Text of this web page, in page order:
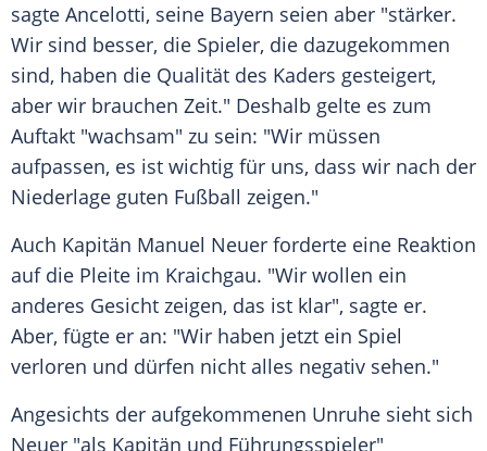
sagte Ancelotti, seine Bayern seien aber "stärker.
Wir sind besser, die Spieler, die dazugekommen
sind, haben die Qualität des Kaders gesteigert,
aber wir brauchen Zeit." Deshalb gelte es zum
Auftakt "wachsam" zu sein: "Wir müssen
aufpassen, es ist wichtig für uns, dass wir nach der
Niederlage guten Fußball zeigen."
Auch Kapitän Manuel Neuer forderte eine Reaktion
auf die Pleite im Kraichgau. "Wir wollen ein
anderes Gesicht zeigen, das ist klar", sagte er.
Aber, fügte er an: "Wir haben jetzt ein Spiel
verloren und dürfen nicht alles negativ sehen."
Angesichts der aufgekommenen Unruhe sieht sich
Neuer "als Kapitän und Führungsspieler"